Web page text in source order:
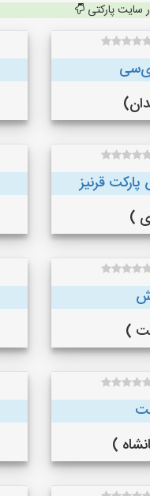
سایت پارکتی
قرنیز